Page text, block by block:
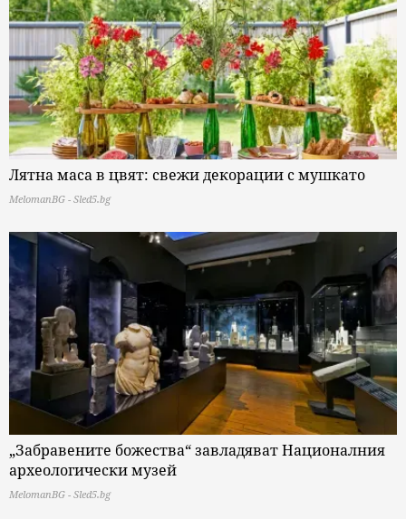
Лятна маса в цвят: свежи декорации с мушкато
MelomanBG - Sled5.bg
„Забравените божества“ завладяват Националния
археологически музей
MelomanBG - Sled5.bg